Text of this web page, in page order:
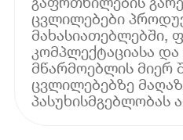
ცვლილებები
მახასიათებლებში,
კომპლექტაციასა და
მწარმოებლის მიერ
ცვლილებებზე
პასუხისმგებლობას